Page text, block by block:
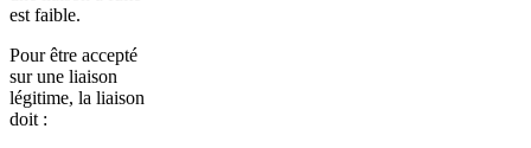
est faible.
Pour être accepté
sur une liaison
légitime, la liaison
doit :